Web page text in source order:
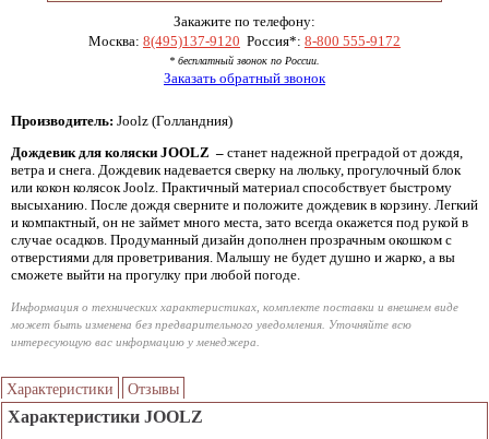
Закажите по телефону:
Москва: 8(495)137-9120 Россия*: 8-800 555-9172
* бесплатный звонок по России.
Заказать обратный звонок
Производитель: Joolz (Голландния)
Дождевик для коляски JOOLZ – станет надежной преградой от дождя,
ветра и снега. Дождевик надевается сверку на люльку, прогулочный блок
или кокон колясок Joolz. Практичный материал способствует быстрому
высыханию. После дождя сверните и положите дождевик в корзину. Легкий
и компактный, он не займет много места, зато всегда окажется под рукой в
случае осадков. Продуманный дизайн дополнен прозрачным окошком с
отверстиями для проветривания. Малышу не будет душно и жарко, а вы
сможете выйти на прогулку при любой погоде.
Информация о технических характеристиках, комплекте поставки и внешнем виде
может быть изменена без предварительного уведомления. Уточняйте всю
интересующую вас информацию у менеджера.
Характеристики Отзывы
Характеристики JOOLZ